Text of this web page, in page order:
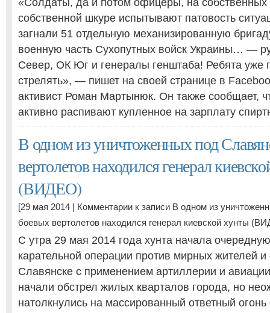
«Солдаты, да и потом офицеры, на собственных
собственной шкуре испытывают патовость
загнали 51 отдельную механизированную
военную часть Сухопутных войск Украины… —
Север, ОК Юг и генералы генштаба! Ребята уже
стрелять», — пишет на своей странице в
активист Роман Мартынюк. Он также сообщает,
активно распивают купленное на зарплату
В одном из уничтоженных под
вертолетов находился генерал
(ВИДЕО)
[29 мая 2014 | Комментарии к записи В одном из
боевых вертолетов находился генерал киевской хунты
С утра 29 мая 2014 года хунта начала
карательной операции против мирных жителей
Славянске с применением артиллерии и
начали обстрел жилых кварталов города, но
натолкнулись на массированный ответный